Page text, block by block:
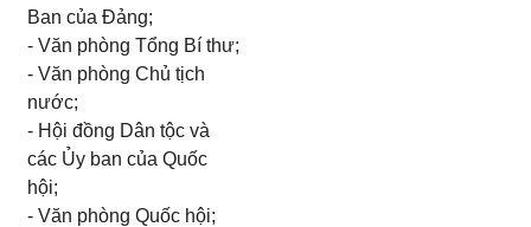
Ban của Đảng;
- Văn phòng Tổng Bí thư;
- Văn phòng Chủ tịch
nước;
- Hội đồng Dân tộc và
các Ủy ban của Quốc
hội;
- Văn phòng Quốc hội;